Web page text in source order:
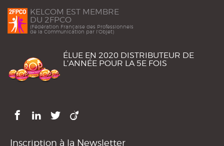
KELCOM EST MEMBRE
DU 2FPCO
(Fédération Française des Professionnels
de la Communication par l'Objet)
ÉLUE EN 2020 DISTRIBUTEUR DE
L’ANNÉE POUR LA 5E FOIS
Inscription à la Newsletter